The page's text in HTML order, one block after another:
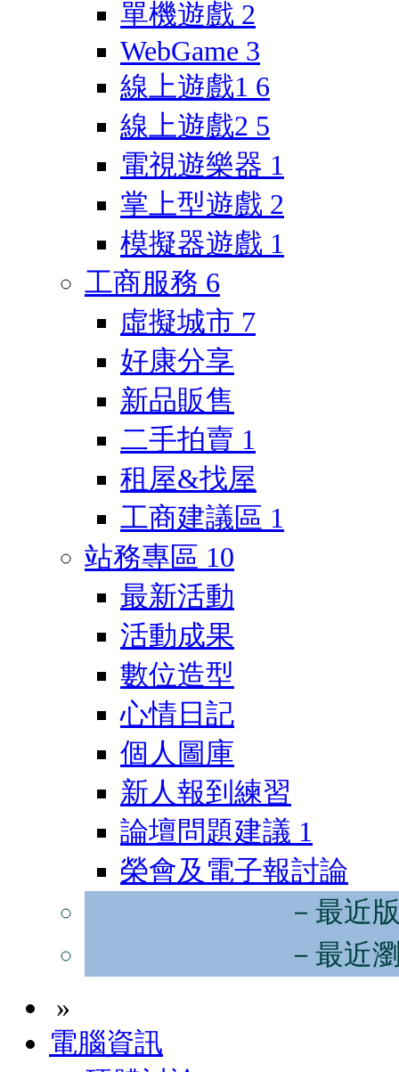
單機遊戲 2
WebGame 3
線上遊戲1 6
線上遊戲2 5
電視遊樂器 1
掌上型遊戲 2
模擬器遊戲 1
工商服務 6
虛擬城市 7
好康分享
新品販售
二手拍賣 1
租屋&找屋
工商建議區 1
站務專區 10
最新活動
活動成果
數位造型
心情日記
個人圖庫
新人報到練習
論壇問題建議 1
榮會及電子報討論
－最近
－最近
»
電腦資訊